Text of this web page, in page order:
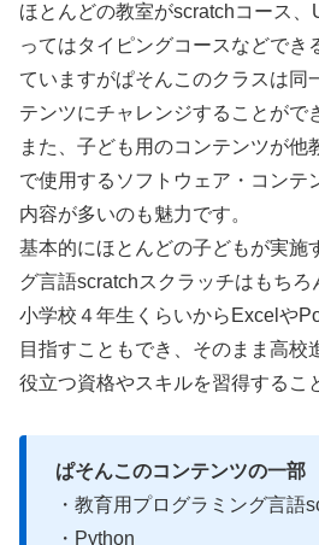
ほとんどの教室がscratchコース、
ってはタイピングコースなどでき
ていますがぱそんこのクラスは同
テンツにチャレンジすることがで
また、子ども用のコンテンツが他
で使用するソフトウェア・コンテ
内容が多いのも魅力です。
基本的にほとんどの子どもが実施
グ言語scratchスクラッチはもちろ
小学校４年生くらいからExcelや
目指すこともでき、そのまま高校
役立つ資格やスキルを習得するこ
ぱそんこのコンテンツの一部
・教育用プログラミング言語
・Python